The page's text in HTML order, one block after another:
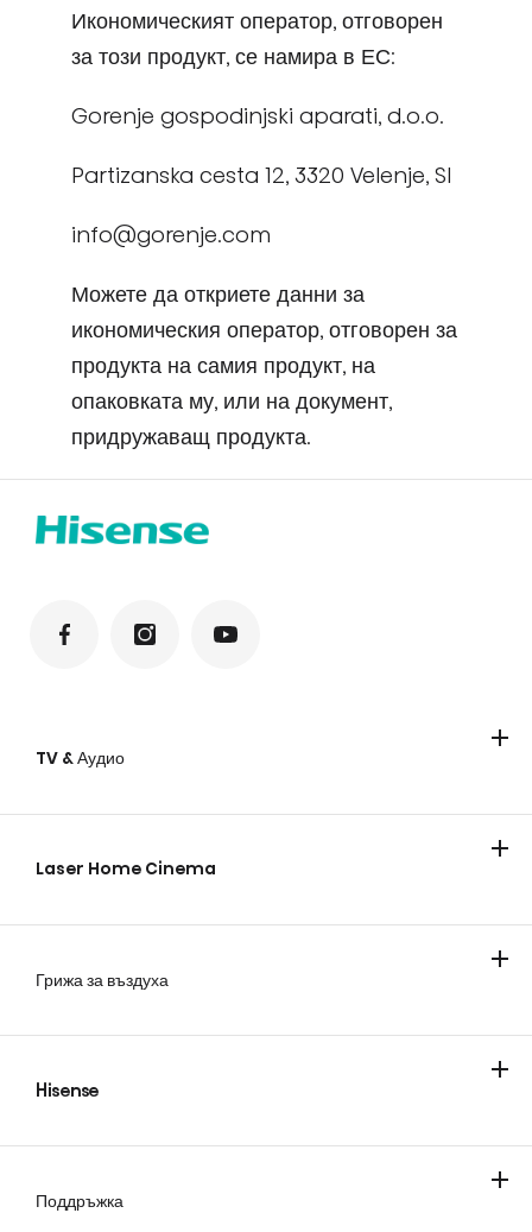
Икономическият оператор, отговорен
за този продукт, се намира в ЕС:
Gorenje gospodinjski aparati, d.o.o.
Partizanska cesta 12, 3320 Velenje, SI
info@gorenje.com
Можете да откриете данни за
икономическия оператор, отговорен за
продукта на самия продукт, на
опаковката му, или на документ,
придружаващ продукта.
TV & Аудио
Laser Home Cinema
Грижа за въздуха
Hisense
Поддръжка